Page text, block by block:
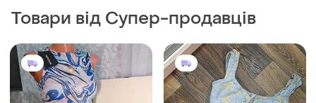
Товари від Супер-продавців